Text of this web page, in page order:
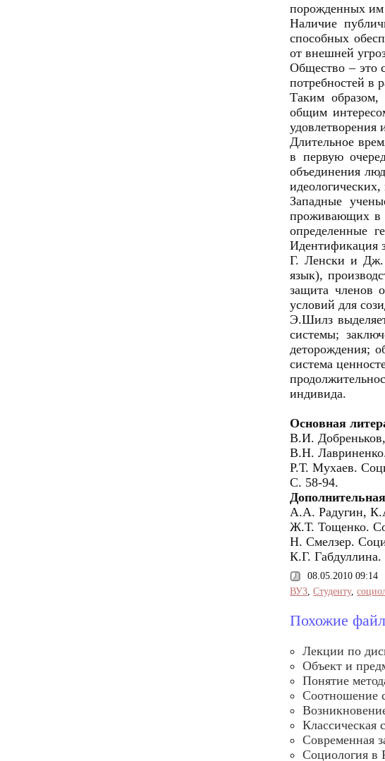
порожденных
Наличие
способных
от внешней
Общество – это
потребностей в
Таким образом,
общим
удовлетворения
Длительное
в первую
объединения
Западные
проживающих в
определенные
Идентификация
Г. Ленски и Дж.
язык),
защита членов
условий для
Э.Шилз
системы;
деторождения;
система
индивида.
Основная
В.И.
В.Н.
Р.Т. Мухаев.
С. 58-94.
А.А. Радугин,
Ж.Т. Тощенко.
Н. Смелзер.
К.Г.
08.05.2010 09:14
ВУЗ,Студенту,
Похожие
Лекции по
Объект и
Понятие
Соотношение
Классическая
Современная
Социология в